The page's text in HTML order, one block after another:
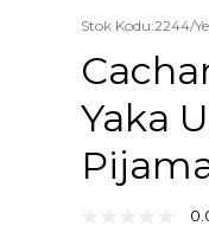
Stok Kodu:2244/
Yaka